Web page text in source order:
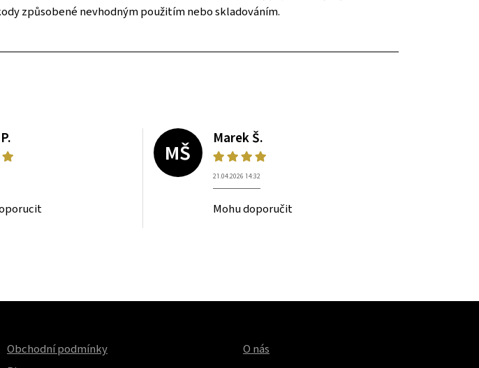
způsobené nevhodným použitím nebo skladováním.
MŠ
Marek Š.
21.04.2026 14:32
Mohu doporučit
Obchodní podmínky
O nás